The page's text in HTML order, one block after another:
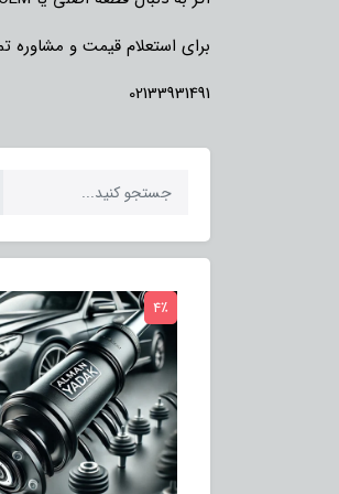
برای استعلام قیمت و مشاوره
02133931491
4٪